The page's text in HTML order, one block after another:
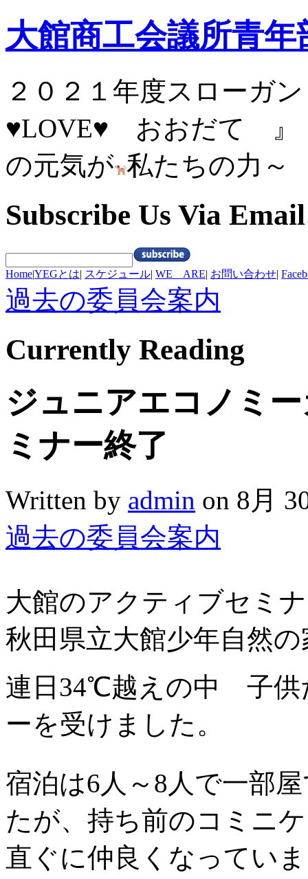
大館商工会議所青年
２０２１年度ス
♥LOVE♥ おお
の元気が 私たちの力～
Subscribe Us Via
Home|YEGとは| スケジュール| WE ARE| お問い合わせ|
過去の委員会案内
Currently Reading
ジュニアエコノミ
ミナー終了
Written by admin on 8月
過去の委員会案内
大館のアクティブセミ
秋田県立大館少年自然
連日34℃越えの中 子供
ーを受けました。
宿泊は6人～8人で一部
たが、持ち前のコミニ
直ぐに仲良くなってい